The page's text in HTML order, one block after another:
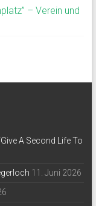
– Verein und
A Second Life To
11. Juni 2026